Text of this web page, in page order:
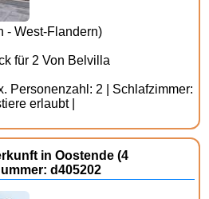
- West-Flandern)
für 2 Von Belvilla
Personenzahl: 2 | Schlafzimmer:
erlaubt |
in Oostende (4
d405202